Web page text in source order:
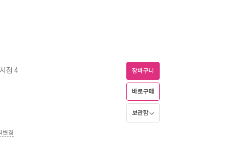
점 4
변경
장바구니
바로구매
보관함